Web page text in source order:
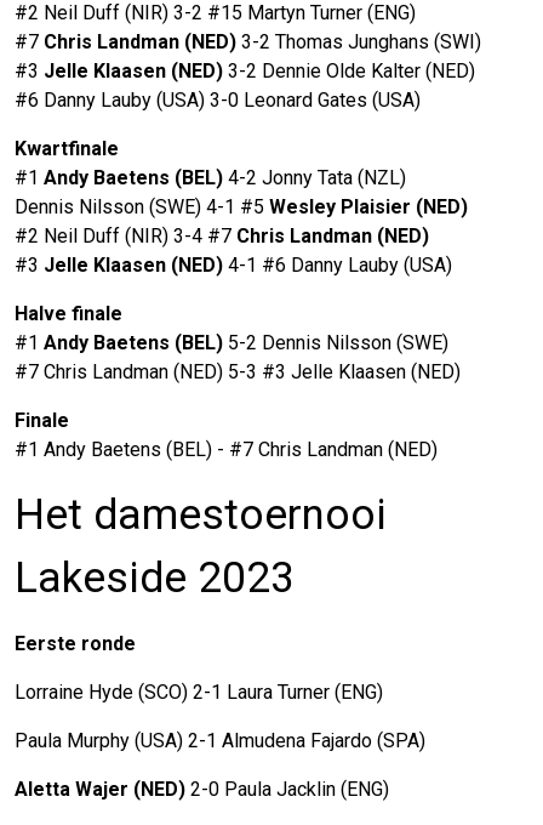
#2 Neil Duff (NIR) 3-2 #15 Martyn Turner (ENG)
#7 Chris Landman (NED) 3-2 Thomas Junghans (SWI)
#3 Jelle Klaasen (NED) 3-2 Dennie Olde Kalter (NED)
#6 Danny Lauby (USA) 3-0 Leonard Gates (USA)
Kwartfinale
#1 Andy Baetens (BEL) 4-2 Jonny Tata (NZL)
Dennis Nilsson (SWE) 4-1 #5 Wesley Plaisier (NED)
#2 Neil Duff (NIR) 3-4 #7 Chris Landman (NED)
#3 Jelle Klaasen (NED) 4-1 #6 Danny Lauby (USA)
Halve finale
#1 Andy Baetens (BEL) 5-2 Dennis Nilsson (SWE)
#7 Chris Landman (NED) 5-3 #3 Jelle Klaasen (NED)
Finale
#1 Andy Baetens (BEL) - #7 Chris Landman (NED)
Het damestoernooi
Lakeside 2023
Eerste ronde
Lorraine Hyde (SCO) 2-1 Laura Turner (ENG)
Paula Murphy (USA) 2-1 Almudena Fajardo (SPA)
Aletta Wajer (NED) 2-0 Paula Jacklin (ENG)